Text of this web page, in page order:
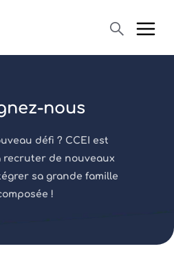
nous
défi ? CCEI est
recruter de nouveaux
sa grande famille
!